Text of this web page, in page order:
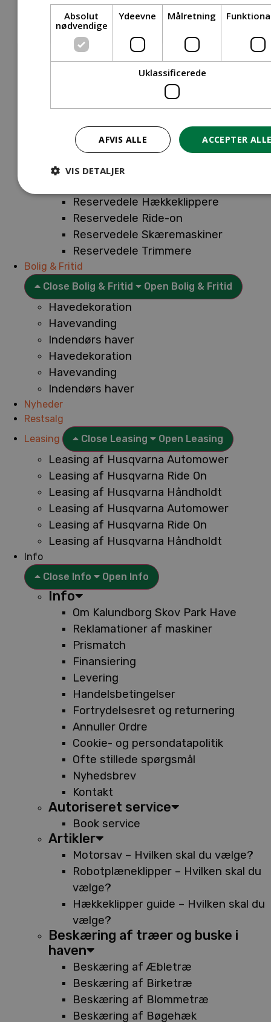
Tilbehør Kæder
Tilbehør Sværd
Tilbehør Rengøringsmaskiner
Tilbehør Robotplæneklipper
Tilbehør Walk Behind
Reservedele Løvblæsere
Reservedele Motorsave
Reservedele Plæneklippere
Reservedele Hækkeklippere
Reservedele Ride-on
Reservedele Skæremaskiner
Reservedele Trimmere
Bolig & Fritid
Close Bolig & Fritid
Open Bolig & Fritid
Havedekoration
Havevanding
Indendørs haver
Havedekoration
Havevanding
Indendørs haver
Nyheder
Restsalg
Leasing
Close Leasing Open Leasing
Leasing af Husqvarna Automower
Leasing af Husqvarna Ride On
Leasing af Husqvarna Håndholdt
Leasing af Husqvarna Automower
Leasing af Husqvarna Ride On
Leasing af Husqvarna Håndholdt
Info
Close Info
Open Info
Info
Om Kalundborg Skov Park Have
Reklamationer af maskiner
Prismatch
Finansiering
Levering
Handelsbetingelser
Fortrydelsesret og returnering
Annuller Ordre
Cookie- og persondatapolitik
Ofte stillede spørgsmål
Nyhedsbrev
Kontakt
Autoriseret service
Book service
Artikler
Motorsav – Hvilken skal du vælge?
Robotplæneklipper – Hvilken skal du
vælge?
Hækkeklipper guide – Hvilken skal du
vælge?
Beskæring af træer og buske i
haven
Beskæring af Æbletræ
Beskæring af Birketræ
Beskæring af Blommetræ
Beskæring af Bøgehæk
Absolut
nødvendige
Ydeevne Målretning
Uklassificerede
ACCEPTER
AFVIS ALLE
VIS DETALJER